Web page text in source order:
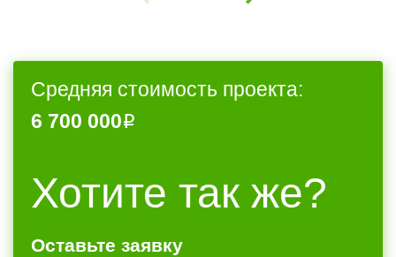
Хотите так же?
Оставьте заявку
Средняя стоимость проекта:
6 700 000